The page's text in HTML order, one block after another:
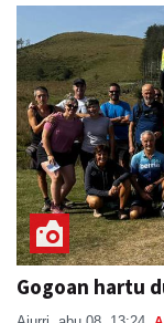
Gogoan hartu